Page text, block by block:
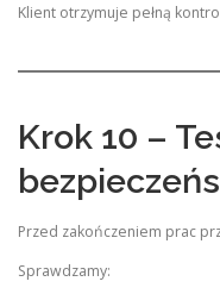
Klient otrzymuje pełną
Krok 10 –
Przed zakończeniem prac
Sprawdzamy: